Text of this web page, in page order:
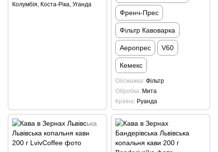
Колумбія, Коста-Ріка, Уганда
Френч-Прес
Фільтр Кавоварка
Аеропрес V60
Кемекс
Обсмажка Фільтр
Обробка Мита
Країна Руанда